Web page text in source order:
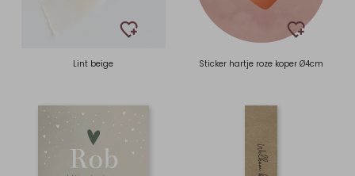
Lint beige Sticker hartje roze koper Ø4cm